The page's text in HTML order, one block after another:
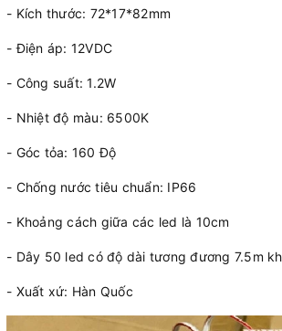
- Kích thước: 72*17*82mm
- Điện áp: 12VDC
- Công suất: 1.2W
- Nhiệt độ màu: 6500K
- Góc tỏa: 160 Độ
- Chống nước tiêu chuẩn: IP66
- Khoảng cách giữa các led là 10cm
- Dây 50 led có độ dài tương đương 7.5m
- Xuất xứ: Hàn Quốc